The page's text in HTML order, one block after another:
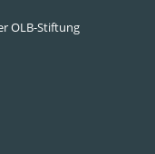
OLB-Stiftung